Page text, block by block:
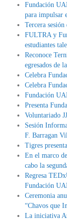
Fundación
para impulsar
Tercera
FULTRA y
estudiantes
Reconoce
egresados de
Celebra
Celebra
Fundación
Presenta
Voluntariado
Sesión
F. Barragan
Tigres
En el marco
cabo la
Regresa
Fundación
Ceremonia
“Chavos que
La iniciativa